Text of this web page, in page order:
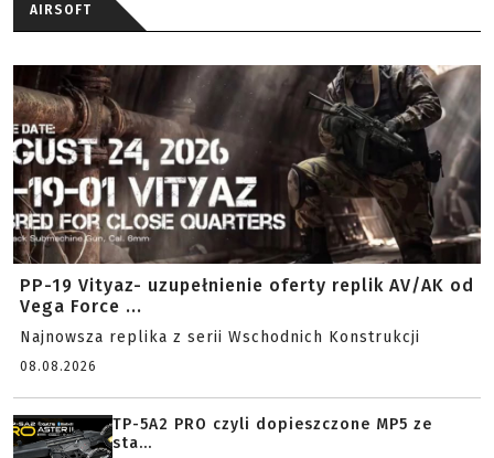
AIRSOFT
PP-19 Vityaz- uzupełnienie oferty replik AV/AK od
Vega Force ...
Najnowsza replika z serii Wschodnich Konstrukcji
08.08.2026
TP-5A2 PRO czyli dopieszczone MP5 ze
sta...